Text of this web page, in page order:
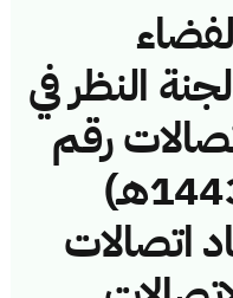
النظر في
رقم
(4374321/ق/1443هـ)
اتصالات